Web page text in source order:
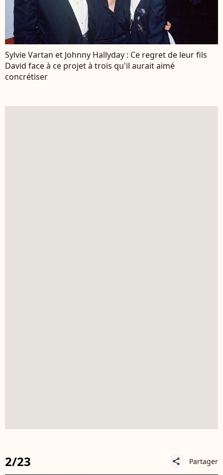
Sylvie Vartan et Johnny Hallyday : Ce regret de leur fils
David face à ce projet à trois qu'il aurait aimé
concrétiser
2/23 share Partager